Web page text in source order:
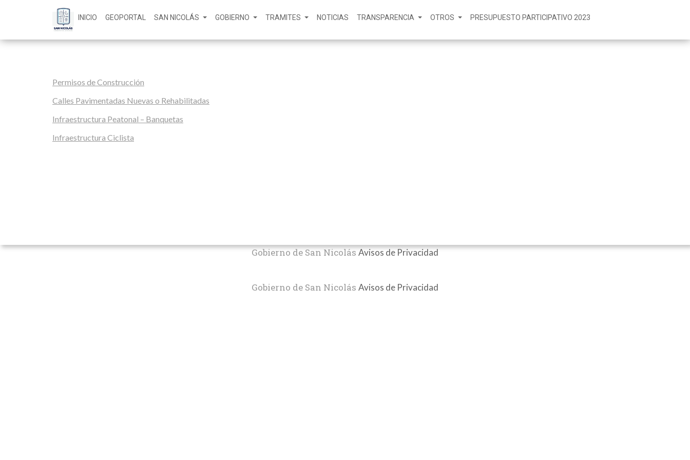
INICIO GEOPORTAL SAN NICOLÁS GOBIERNO TRAMITES NOTICIAS TRANSPARENCIA OTROS PRESUPUESTO PARTICIPATIVO 2023
Permisos de Construcción
Calles Pavimentadas Nuevas o Rehabilitadas
Infraestructura Peatonal – Banquetas
Infraestructura Ciclista
Gobierno de San Nicolás Avisos de Privacidad
Gobierno de San Nicolás Avisos de Privacidad